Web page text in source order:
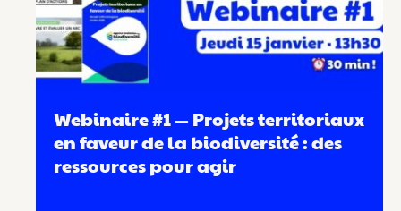
Webinaire #1 — Projets territoriaux
en faveur de la biodiversité : des
ressources pour agir